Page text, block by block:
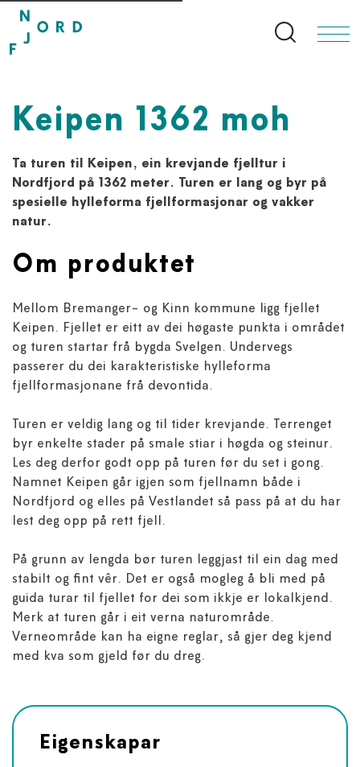
Search
Keipen 1362 moh
Ta turen til Keipen, ein krevjande fjelltur i
Nordfjord på 1362 meter. Turen er lang og byr på
spesielle hylleforma fjellformasjonar og vakker
natur.
Om produktet
Mellom Bremanger- og Kinn kommune ligg fjellet
Keipen. Fjellet er eitt av dei høgaste punkta i området
og turen startar frå bygda Svelgen. Undervegs
passerer du dei karakteristiske hylleforma
fjellformasjonane frå devontida.
Turen er veldig lang og til tider krevjande. Terrenget
byr enkelte stader på smale stiar i høgda og steinur.
Les deg derfor godt opp på turen før du set i gong.
Namnet Keipen går igjen som fjellnamn både i
Nordfjord og elles på Vestlandet så pass på at du har
lest deg opp på rett fjell.
På grunn av lengda bør turen leggjast til ein dag med
stabilt og fint vêr. Det er også mogleg å bli med på
guida turar til fjellet for dei som ikkje er lokalkjend.
Merk at turen går i eit verna naturområde.
Verneområde kan ha eigne reglar, så gjer deg kjend
med kva som gjeld før du dreg.
Eigenskapar